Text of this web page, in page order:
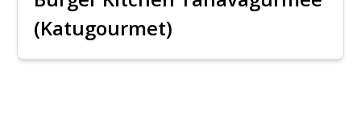
(Katugourmet)